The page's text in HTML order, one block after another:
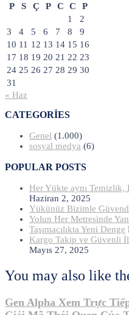
P
S Ç P C C
P
1
2
3
4 5 6 7 8
9
10 11 12 13 14 15 16
17 18 19 20 21 22 23
24 25 26 27 28 29 30
31
« Haz
CATEGORIES
Genel (1.000)
sosyal medya (6)
POPULAR POSTS
Her Yükte aynı
Haziran 2, 2025
Yükünüz Bizimle
Yolun Her Metresinde
Taşımacılıkta Yeni Denge
Kargo Takip ve Güvenli
Mayıs 27, 2025
You may also like
Gen Alpha Xem Trực